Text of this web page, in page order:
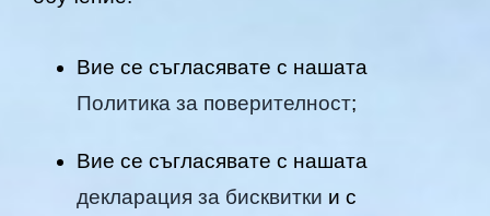
Вие се съгласявате с нашата
Политика за поверителност;
Вие се съгласявате с нашата
декларация за бисквитки и с